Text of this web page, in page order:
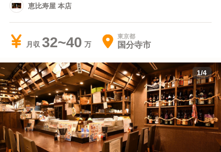
恵比寿屋 本店
月収 32~40 東京都
国分寺市
1/4